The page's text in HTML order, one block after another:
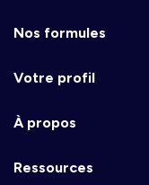
Nos formules
Votre profil
À propos
Ressources